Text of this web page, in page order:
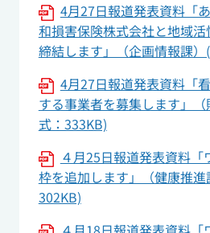
4月27日報道発表資料「
和損害保険株式会社と地域
締結します」（企画情報課
4月27日報道発表資料「
する事業者を募集します」
式：333KB)
４月25日報道発表資料
枠を追加します」（健康推進
302KB)